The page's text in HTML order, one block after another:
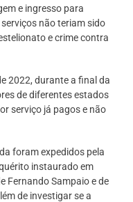
e ingresso para
não teriam sido
e crime contra
2022, durante a final da
de diferentes estados
serviço já pagos e não
foram expedidos pela
instaurado em
Fernando Sampaio e de
de investigar se a